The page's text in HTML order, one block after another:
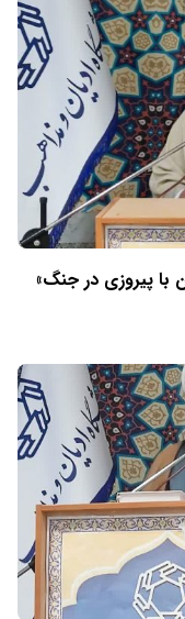
با پیروزی در جنگ»